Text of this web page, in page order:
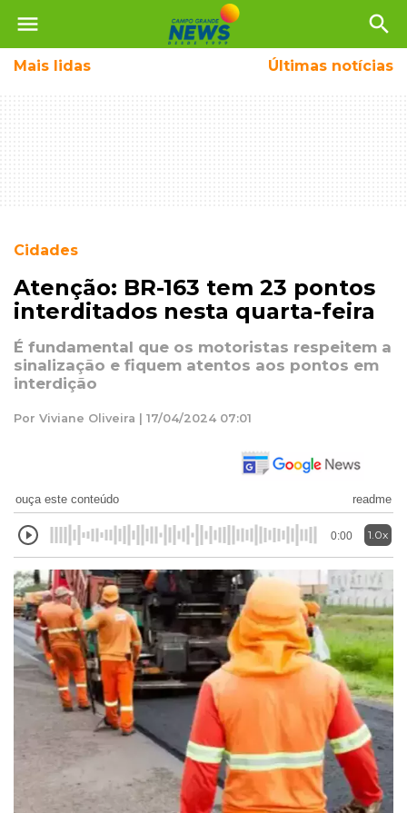
menu search
Mais lidas Últimas notícias
Cidades
Atenção: BR-163 tem 23 pontos
interditados nesta quarta-feira
É fundamental que os motoristas respeitem a
sinalização e fiquem atentos aos pontos em
interdição
Por Viviane Oliveira | 17/04/2024 07:01
ouça este conteúdo readme
0:00 1.0x